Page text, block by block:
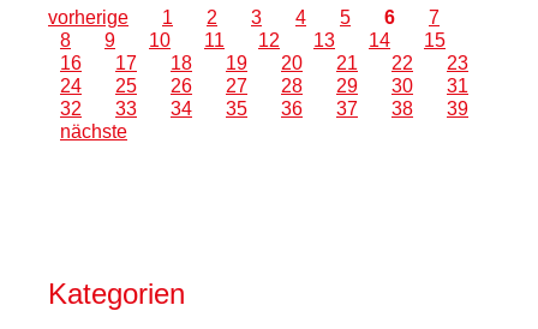
vorherige 1 2 3 4 5 6
7
8
9 10 11 12 13 14
15
16
17 18 19 20 21 22
23
24
25 26 27 28 29 30
31
32
33 34 35 36 37 38
39
nächste
Kategorien